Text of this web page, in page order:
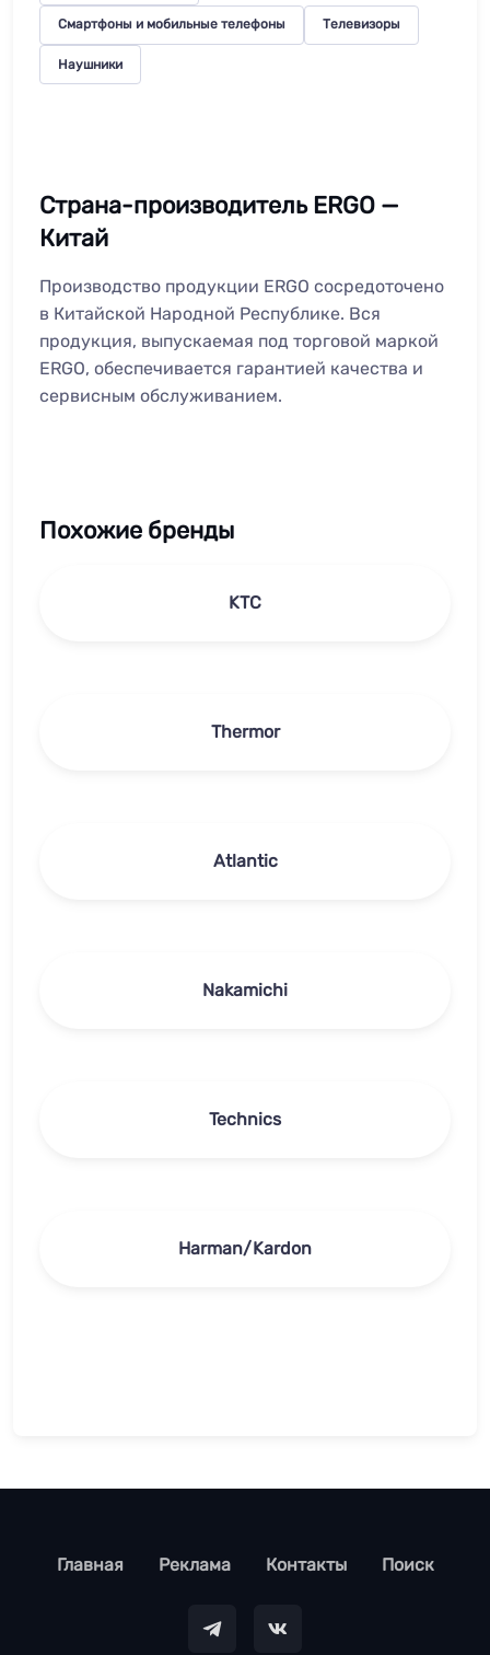
Смартфоны и мобильные телефоны Телевизоры
Наушники
Страна-производитель ERGO —
Китай
Производство продукции ERGO сосредоточено
в Китайской Народной Республике. Вся
продукция, выпускаемая под торговой маркой
ERGO, обеспечивается гарантией качества и
сервисным обслуживанием.
Похожие бренды
KTC
Thermor
Atlantic
Nakamichi
Technics
Harman/Kardon
footer
Главная Реклама Контакты Поиск